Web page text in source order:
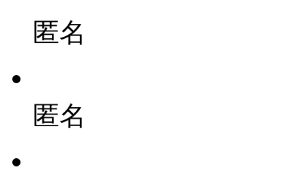
匿名
匿名